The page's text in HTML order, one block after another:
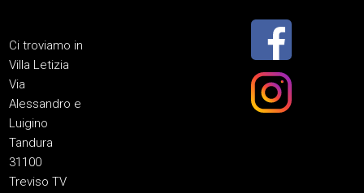
Ci troviamo in
Villa Letizia
Via
Alessandro e
Luigino
Tandura
31100
Treviso TV